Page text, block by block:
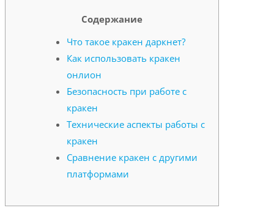
Содержание
Что такое кракен даркнет?
Как использовать кракен
онлион
Безопасность при работе с
кракен
Технические аспекты работы с
кракен
Сравнение кракен с другими
платформами